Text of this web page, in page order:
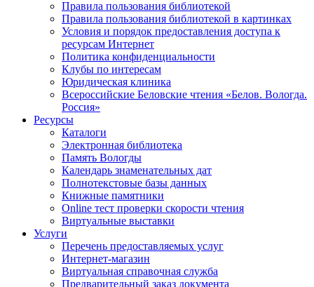
Правила пользования библиотекой
Правила пользования библиотекой в картинках
Условия и порядок предоставления доступа к
ресурсам Интернет
Политика конфиденциальности
Клубы по интересам
Юридическая клиника
Всероссийские Беловские чтения «Белов. Вологда.
Россия»
Ресурсы
Каталоги
Электронная библиотека
Память Вологды
Календарь знаменательных дат
Полнотекстовые базы данных
Книжные памятники
Online тест проверки скорости чтения
Виртуальные выставки
Услуги
Перечень предоставляемых услуг
Интернет-магазин
Виртуальная справочная служба
Предварительный заказ документа